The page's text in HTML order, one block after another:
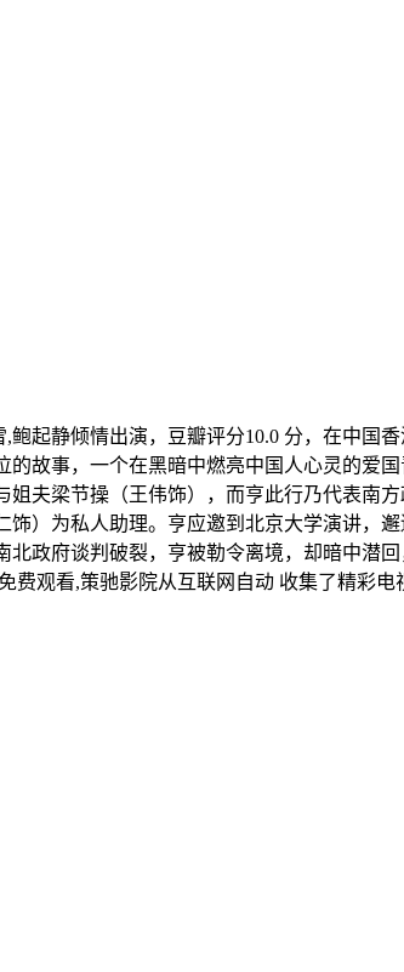
起静倾情出演，豆瓣评分10.0 分，在中国
故事，一个在黑暗中燃亮中国人心灵的爱
夫梁节操（王伟饰），而亨此行乃代表南
）为私人助理。亨应邀到北京大学演讲，
政府谈判破裂，亨被勒令离境，却暗中潜
费观看,策驰影院从互联网自动 收集了精彩